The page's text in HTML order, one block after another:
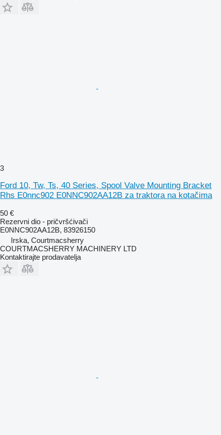
3
Ford 10, Tw, Ts, 40 Series, Spool Valve Mounting Bracket
Rhs E0nnc902 E0NNC902AA12B za traktora na kotačima
50 €
Rezervni dio - pričvršćivači
E0NNC902AA12B, 83926150
Irska, Courtmacsherry
COURTMACSHERRY MACHINERY LTD
Kontaktirajte prodavatelja